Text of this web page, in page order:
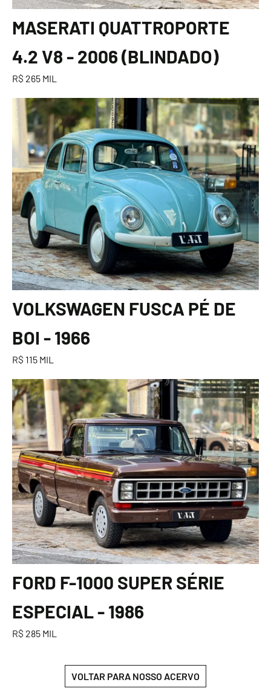
MASERATI QUATTROPORTE
4.2 V8 - 2006 (BLINDADO)
R$ 265 MIL
VOLKSWAGEN FUSCA PÉ DE
BOI - 1966
R$ 115 MIL
FORD F-1000 SUPER SÉRIE
ESPECIAL - 1986
R$ 285 MIL
VOLTAR PARA NOSSO ACERVO